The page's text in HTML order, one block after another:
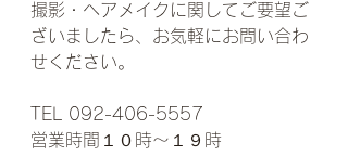
撮影・ヘアメイクに関してご要望ご
ざいましたら、お気軽にお問い合わ
せください。
TEL 092-406-5557
営業時間１０時〜１９時